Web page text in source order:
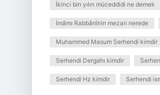
İkinci bin yılın müceddidi ne demek
İmâmı Rabbânînin mezarı nerede
Muhammed Masum Serhendi kimdir
Serhendi Dergahı kimdir
Serhendi Hz kimdir Serhendi